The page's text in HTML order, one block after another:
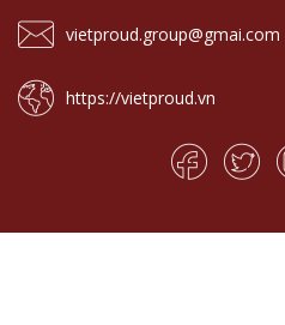
vietproud.group@gmai.com
https://vietproud.vn